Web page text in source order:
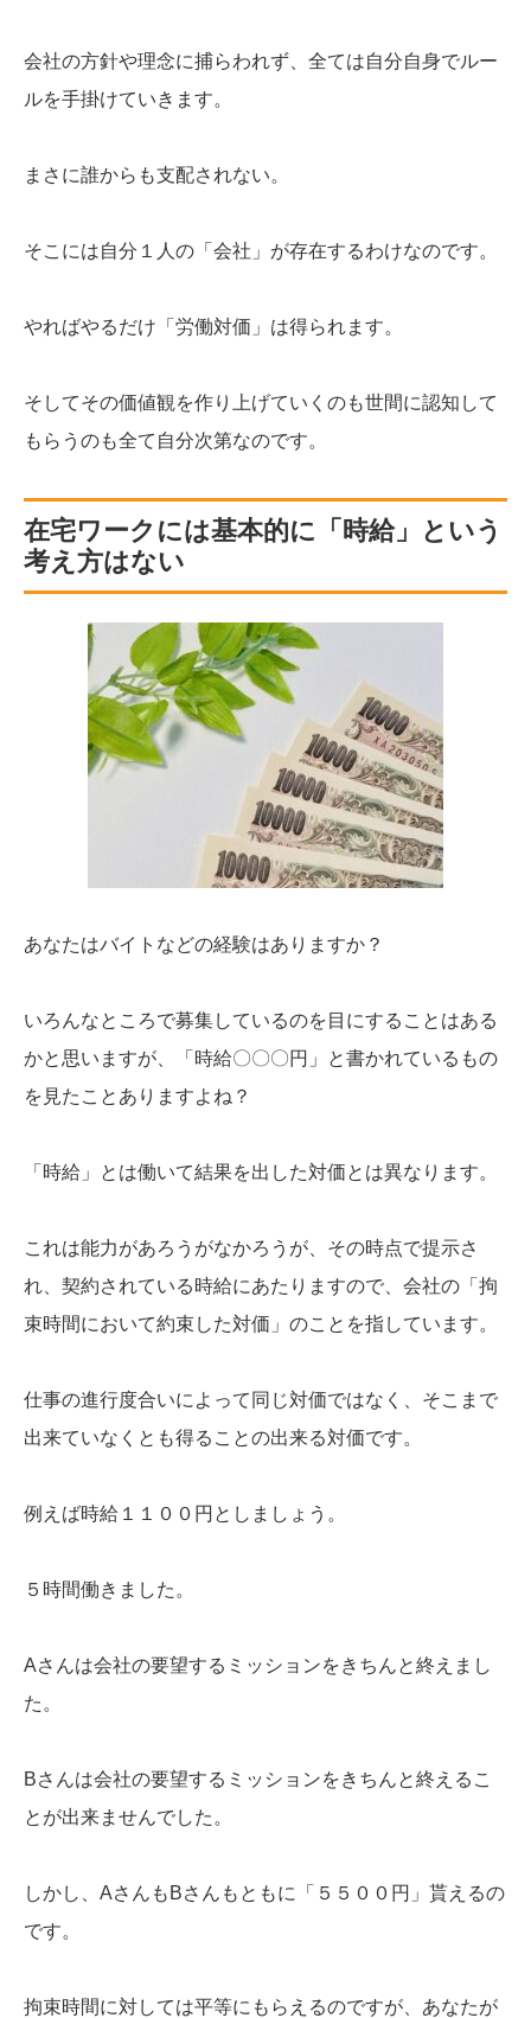
会社の方針や理念に捕らわれず、全ては自分自身でルー
ルを手掛けていきます。
まさに誰からも支配されない。
そこには自分１人の「会社」が存在するわけなのです。
やればやるだけ「労働対価」は得られます。
そしてその価値観を作り上げていくのも世間に認知して
もらうのも全て自分次第なのです。
在宅ワークには基本的に「時給」という
考え方はない
あなたはバイトなどの経験はありますか？
いろんなところで募集しているのを目にすることはある
かと思いますが、「時給〇〇〇円」と書かれているもの
を見たことありますよね？
「時給」とは働いて結果を出した対価とは異なります。
これは能力があろうがなかろうが、その時点で提示さ
れ、契約されている時給にあたりますので、会社の「拘
束時間において約束した対価」のことを指しています。
仕事の進行度合いによって同じ対価ではなく、そこまで
出来ていなくとも得ることの出来る対価です。
例えば時給１１００円としましょう。
５時間働きました。
Aさんは会社の要望するミッションをきちんと終えまし
た。
Bさんは会社の要望するミッションをきちんと終えるこ
とが出来ませんでした。
しかし、AさんもBさんもともに「５５００円」貰えるの
です。
拘束時間に対しては平等にもらえるのですが、あなたが